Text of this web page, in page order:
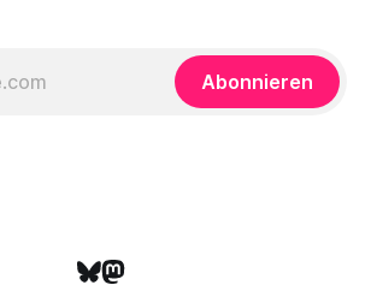
Abonnieren